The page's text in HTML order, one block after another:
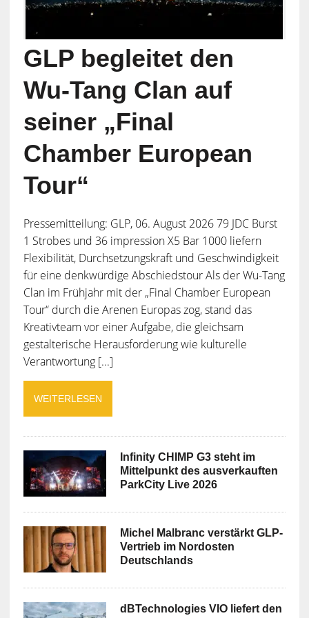
GLP begleitet den
Wu-Tang Clan auf
seiner „Final
Chamber European
Tour“
Pressemitteilung: GLP, 06. August 2026 79 JDC Burst
1 Strobes und 36 impression X5 Bar 1000 liefern
Flexibilität, Durchsetzungskraft und Geschwindigkeit
für eine denkwürdige Abschiedstour Als der Wu-Tang
Clan im Frühjahr mit der „Final Chamber European
Tour“ durch die Arenen Europas zog, stand das
Kreativteam vor einer Aufgabe, die gleichsam
gestalterische Herausforderung wie kulturelle
Verantwortung [...]
WEITERLESEN
Infinity CHIMP G3 steht im
Mittelpunkt des ausverkauften
ParkCity Live 2026
Michel Malbranc verstärkt GLP-
Vertrieb im Nordosten
Deutschlands
dBTechnologies VIO liefert den